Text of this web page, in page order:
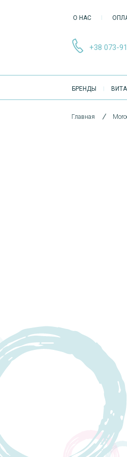
О НАС
+38 073-
НАВІҐАЦІЯ
БРЕНДЫ
Главная